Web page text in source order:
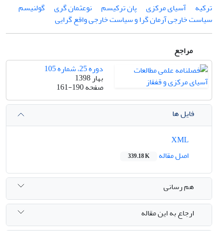
ترکیه
آسیای مرکزی پان‏ ترکیسم نوعثمان ‏گری
گولنیسم
سیاست خارجی آرمان‏ گرا و سیاست خارجی واقع‏ گرایی
مراجع
دوره 25، شماره 105
بهار 1398
صفحه161-190
فایل ها
اصل مقاله
339.18 K
هم رسانی
ارجاع به این مقاله